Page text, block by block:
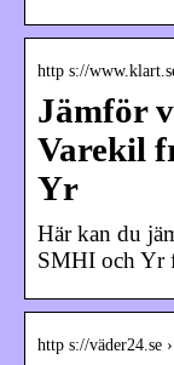
http s://
Jämför
Varekil
Yr
Här kan du
SMHI och Yr
http s://väder24.se